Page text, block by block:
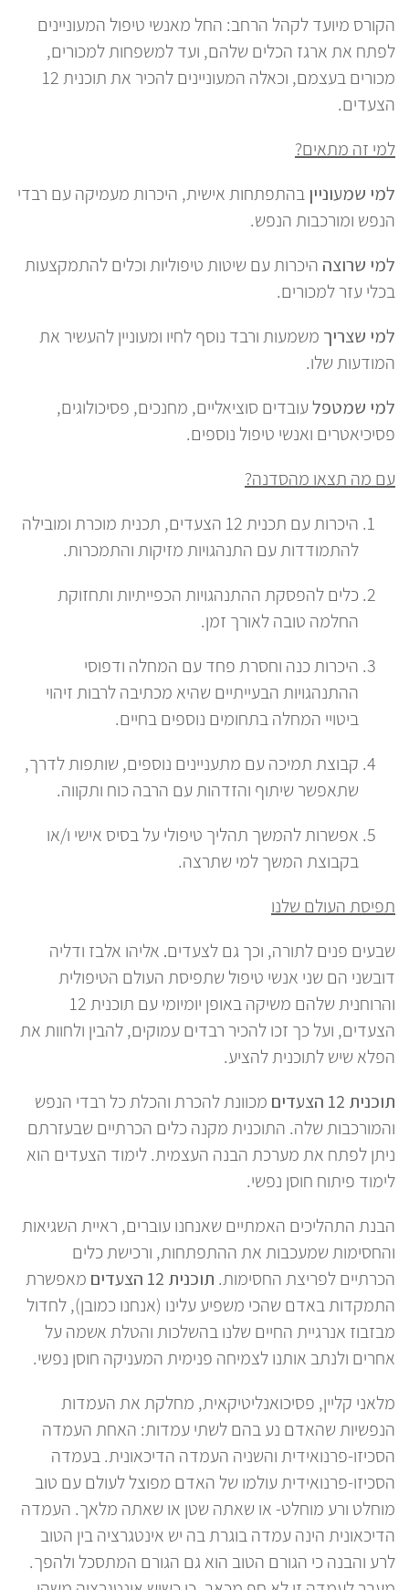
הקורס מיועד לקהל הרחב: החל מאנשי טיפול המעוניינים
לפתח את ארגז הכלים שלהם, ועד למשפחות למכורים,
מכורים בעצמם, וכאלה המעוניינים להכיר את תוכנית 12
הצעדים.
למי זה מתאים?
למי שמעונייןבהתפתחות אישית, היכרות מעמיקה עם רבדי
הנפש ומורכבות הנפש.
למי שרוצה היכרות עם שיטות טיפוליות וכלים להתמקצעות
בכלי עזר למכורים.
למי שצריך משמעות ורבד נוסף לחיו ומעוניין להעשיר את
המודעות שלו.
למי שמטפלעובדים סוציאליים, מחנכים, פסיכולוגים,
פסיכיאטרים ואנשי טיפול נוספים.
עם מה תצאו מהסדנה?
היכרות עם תכנית 12 הצעדים, תכנית מוכרת ומובילה
להתמודדות עם התנהגויות מזיקות והתמכרות.
כלים להפסקת ההתנהגויות הכפייתיות ותחזוקת
החלמה טובה לאורך זמן.
היכרות כנה וחסרת פחד עם המחלה ודפוסי
ההתנהגויות הבעייתיים שהיא מכתיבה לרבות זיהוי
ביטויי המחלה בתחומים נוספים בחיים.
קבוצת תמיכה עם מתעניינים נוספים, שותפות לדרך,
שתאפשר שיתוף והזדהות עם הרבה כוח ותקווה.
אפשרות להמשך תהליך טיפולי על בסיס אישי ו/או
בקבוצת המשך למי שתרצה.
תפיסת העולם שלנו
שבעים פנים לתורה, וכך גם לצעדים. אליהו אלבז ודליה
דובשני הם שני אנשי טיפול שתפיסת העולם הטיפולית
והרוחנית שלהם משיקה באופן יומיומי עם תוכנית 12
הצעדים, ועל כך זכו להכיר רבדים עמוקים, להבין ולחוות את
הפלא שיש לתוכנית להציע.
תוכנית 12 הצעדים
מכוונת להכרת והכלת כל רבדי הנפש
והמורכבות שלה. התוכנית מקנה כלים הכרתיים שבעזרתם
ניתן לפתח את מערכת הבנה העצמית. לימוד הצעדים הוא
לימוד פיתוח חוסן נפשי.
הבנת התהליכים האמתיים שאנחנו עוברים, ראיית השגיאות
והחסימות שמעכבות את ההתפתחות, ורכישת כלים
הכרתיים לפריצת החסימות. תוכנית 12 הצעדים
מאפשרת
התמקדות באדם שהכי משפיע עלינו (אנחנו כמובן), לחדול
מבזבוז אנרגיית החיים שלנו בהשלכות והטלת אשמה על
אחרים ולנתב אותנו לצמיחה פנימית המעניקה חוסן נפשי.
מלאני קליין, פסיכואנליטיקאית, מחלקת את העמדות
הנפשיות שהאדם נע בהם לשתי עמדות: האחת העמדה
הסכיזו-פרנואידית והשניה העמדה הדיכאונית. בעמדה
הסכיזו-פרנואידית עולמו של האדם מפוצל לעולם עם טוב
מוחלט ורע מוחלט- או שאתה שטן או שאתה מלאך. העמדה
הדיכאונית הינה עמדה בוגרת בה יש אינטגרציה בין הטוב
לרע והבנה כי הגורם הטוב הוא גם הגורם המתסכל ולהפך.